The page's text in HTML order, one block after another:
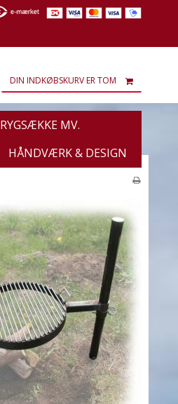
DIN INDKØBSKURV ER TOM
RYGSÆKKE MV.
HÅNDVÆRK & DESIGN